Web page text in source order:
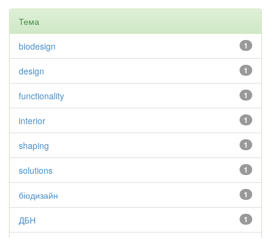
Тема
1
biodesign
1
design
1
functionality
1
interior
1
shaping
1
solutions
1
біодизайн
1
ДБН